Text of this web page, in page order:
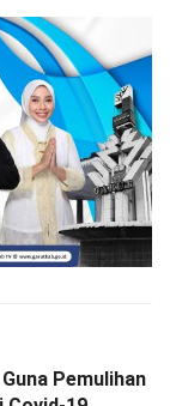
Pemulihan